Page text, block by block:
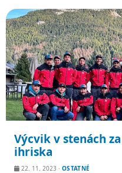
Výcvik v stenách
ihriska
22. 11. 2023 · OSTATNÉ